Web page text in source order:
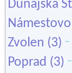
Dunajská
Námestovo
Zvolen (3) -
Poprad (3) -